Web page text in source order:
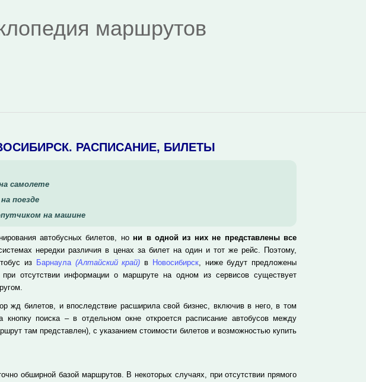
маршрутов
РАСПИСАНИЕ, БИЛЕТЫ
самолете
поезде
на машине
автобусных билетов, но ни в одной из них не представлены все
нередки различия в ценах за билет на один и тот же рейс. Поэтому,
из Барнаула(Алтайский край) в Новосибирск, ниже будут предложены
отсутствии информации о маршруте на одном из сервисов существует
жд билетов, и впоследствие расширила свой бизнес, включив в него, в том
поиска – в отдельном окне откроется расписание автобусов между
там представлен), с указанием стоимости билетов и возможностью купить
обширной базой маршрутов. В некоторых случаях, при отсутствии прямого